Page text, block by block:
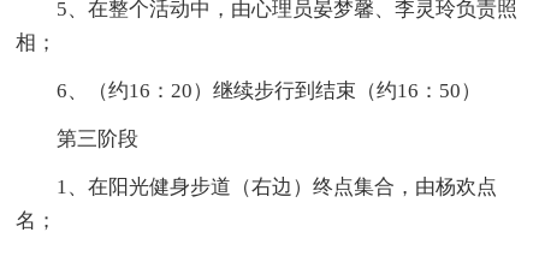
5、在整个活动中，由心理员晏梦馨、李灵玲负责照
相；
6、（约16：20）继续步行到结束（约16：50）
第三阶段
1、在阳光健身步道（右边）终点集合，由杨欢点
名；